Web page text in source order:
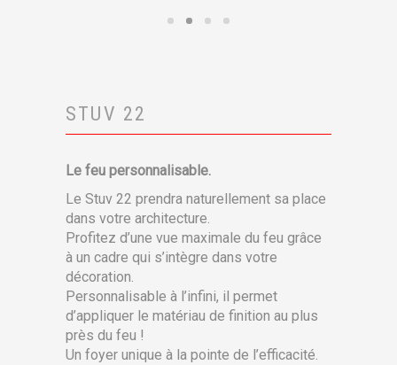
STUV 22
Le feu personnalisable.
Le Stuv 22 prendra naturellement sa place
dans votre architecture.
Profitez d’une vue maximale du feu grâce
à un cadre qui s’intègre dans votre
décoration.
Personnalisable à l’infini, il permet
d’appliquer le matériau de finition au plus
près du feu !
Un foyer unique à la pointe de l’efficacité.